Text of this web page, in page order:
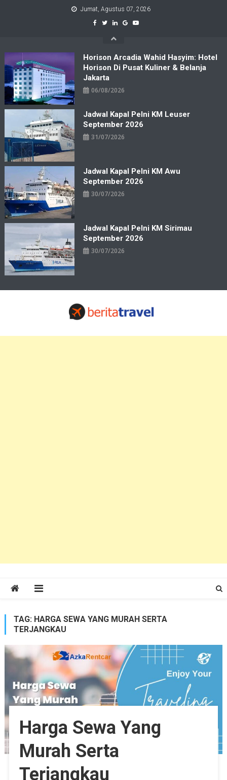
Jumat, Agustus 07, 2026
Horison Arcadia Wahid Hasyim: Hotel
Horison Di Pusat Kuliner & Belanja
Jakarta
06/08/2026
Jadwal Kapal Pelni KM Leuser
September 2026
31/07/2026
Jadwal Kapal Pelni KM Awu
September 2026
30/07/2026
Jadwal Kapal Pelni KM Sirimau
September 2026
30/07/2026
Travelbiz
TAG: HARGA SEWA YANG MURAH SERTA
TERJANGKAU
Harga Sewa Yang
Murah Serta
Terjangkau